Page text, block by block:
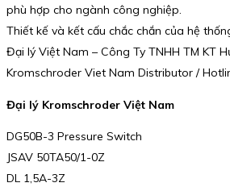
phù hợp cho ngành công nghiệp.
Thiết kế và kết cấu chắc chắn của hệ
Đại lý Việt Nam – Công Ty TNHH TM KT
Kromschroder Viet Nam Distributor /
Đại lý Kromschroder Việt Nam
DG50B-3 Pressure Switch
JSAV 50TA50/1-0Z
DL 1,5A-3Z